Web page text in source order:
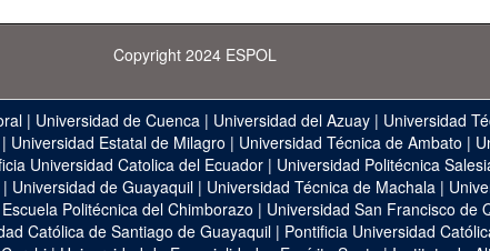
Copyright 2024 ESPOL
| Universidad de Cuenca | Universidad del Azuay | Universidad
Universidad Estatal de Milagro | Universidad Técnica de Ambato |
Universidad Catolica del Ecuador| Universidad Politécnica
| Universidad de Guayaquil | Universidad Técnica de Machala |
Escuela Politécnica del Chimborazo | Universidad San Francisco de
Católica de Santiago de Guayaquil | Pontificia Universidad